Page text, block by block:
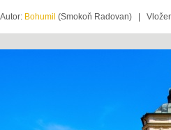
Autor: Bohumil (Smokoň Radovan) |